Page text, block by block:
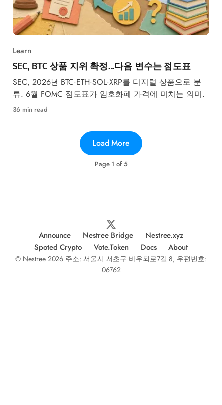
Learn
SEC, BTC 상품 지위 확정…다음 변수는 점도표
SEC, 2026년 BTC·ETH·SOL·XRP를 디지털 상품으로 분
류. 6월 FOMC 점도표가 암호화폐 가격에 미치는 의미.
36 min read
Page 1 of5
Load More
Announce Nestree Bridge
Nestree.xyz
Spoted Crypto
Vote.Token Docs About
© Nestree 2026 주소: 서울시 서초구 바우뫼로7길 8, 우편번호:
06762